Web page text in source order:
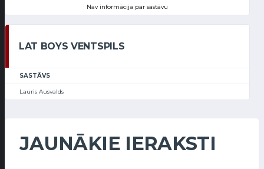
Nav informācija par sastāvu
LAT BOYS VENTSPILS
SASTĀVS
Lauris Ausvalds
JAUNĀKIE IERAKSTI